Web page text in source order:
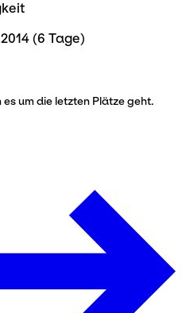
(6 Tage)
um die letzten Plätze geht.